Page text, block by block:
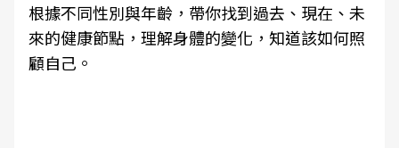
根據不同性別與年齡，帶你找到過去、現在、未
來的健康節點，理解身體的變化，知道該如何照
顧自己。